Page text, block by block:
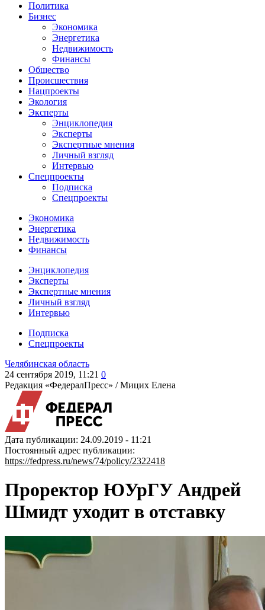
Политика
Бизнес
Экономика
Энергетика
Недвижимость
Финансы
Общество
Происшествия
Нацпроекты
Экология
Эксперты
Энциклопедия
Эксперты
Экспертные мнения
Личный взгляд
Интервью
Спецпроекты
Подписка
Спецпроекты
Экономика
Энергетика
Недвижимость
Финансы
Энциклопедия
Эксперты
Экспертные мнения
Личный взгляд
Интервью
Подписка
Спецпроекты
Челябинская область
24 сентября 2019, 11:21 0
Редакция «ФедералПресс» /Мицих Елена
Дата публикации: 24.09.2019 - 11:21
Постоянный адрес публикации:
https://fedpress.ru/news/74/policy/2322418
Проректор ЮУрГУ Андрей
Шмидт уходит в отставку